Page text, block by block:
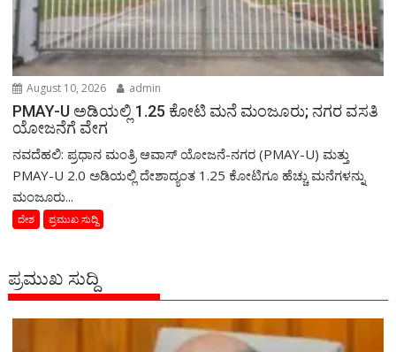
August 10, 2026 admin
PMAY-U ಅಡಿಯಲ್ಲಿ 1.25 ಕೋಟಿ ಮನೆ ಮಂಜೂರು; ನಗರ ವಸತಿ
ಯೋಜನೆಗೆ ವೇಗ
ನವದೆಹಲಿ: ಪ್ರಧಾನ ಮಂತ್ರಿ ಆವಾಸ್ ಯೋಜನೆ-ನಗರ (PMAY-U) ಮತ್ತು
PMAY-U 2.0 ಅಡಿಯಲ್ಲಿ ದೇಶಾದ್ಯಂತ 1.25 ಕೋಟಿಗೂ ಹೆಚ್ಚು ಮನೆಗಳನ್ನು
ಮಂಜೂರು...
ದೇಶ ಪ್ರಮುಖ ಸುದ್ದಿ
ಪ್ರಮುಖ ಸುದ್ದಿ